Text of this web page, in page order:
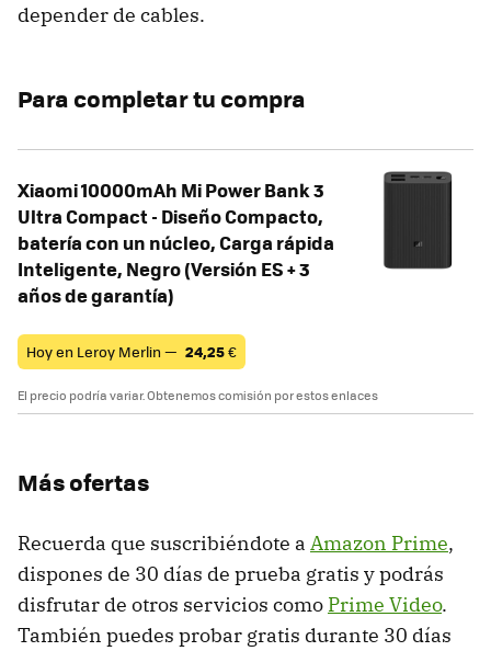
depender de cables.
Para completar tu compra
Xiaomi 10000mAh Mi Power Bank 3
Ultra Compact - Diseño Compacto,
batería con un núcleo, Carga rápida
Inteligente, Negro (Versión ES + 3
años de garantía)
Hoy en Leroy Merlin — 24,25€
El precio podría variar. Obtenemos comisión por estos enlaces
Más ofertas
Recuerda que suscribiéndote a Amazon Prime,
dispones de 30 días de prueba gratis y podrás
disfrutar de otros servicios como Prime Video.
También puedes probar gratis durante 30 días